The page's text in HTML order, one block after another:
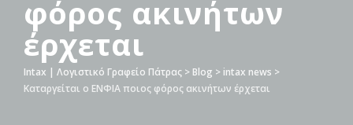
φόρος ακινήτων
έρχεται
Intax | Λογιστικό Γραφείο Πάτρας > Blog > intax news >
Καταργείται ο ΕΝΦΙΑ ποιος φόρος ακινήτων έρχεται